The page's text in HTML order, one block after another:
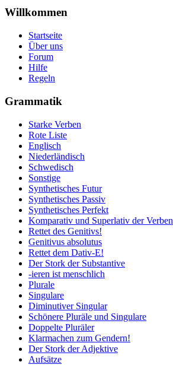
Willkommen
Startseite
Über uns
Forum
Hilfe
Regeln
Grammatik
Starke Verben
Rote Liste
Englisch
Niederländisch
Schwedisch
Sonstige
Synthetisches Futur
Synthetisches Passiv
Synthetisches Perfekt
Komparativ und Superlativ der Verben
Rettet des Genitivs!
Genitivus absolutus
Rettet dem Dativ-E!
Der Stork der Substantive
-ieren ist menschlich
Plurale
Singulare
Diminutiver Singular
Schönere Pluräle und Singulare
Doppelte Pluräler
Klarmachen zum Gendern!
Der Stork der Adjektive
Aufsätze